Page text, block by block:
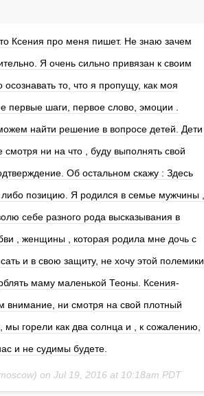
Ксения про меня пишет. Не знаю зачем
Я очень сильно привязан к своим
то, что я пропущу, как моя
первые шаги, первое слово, эмоции .
найти решение в вопросе детей. Дети
ни на что , буду выполнять свой
Об остальном скажу : Здесь
позицию. Я родился в семье мужчины ,
себе разного рода высказывания в
, женщины , которая родила мне дочь с
и в свою защиту, не хочу этой полемики,
маму маленькой Теоны. Ксения-
ни смотря на свой плотный
горели как два солнца и , к сожалению,
и не судимы будете.
on Jul 19, 2016 at 10:18am PDT